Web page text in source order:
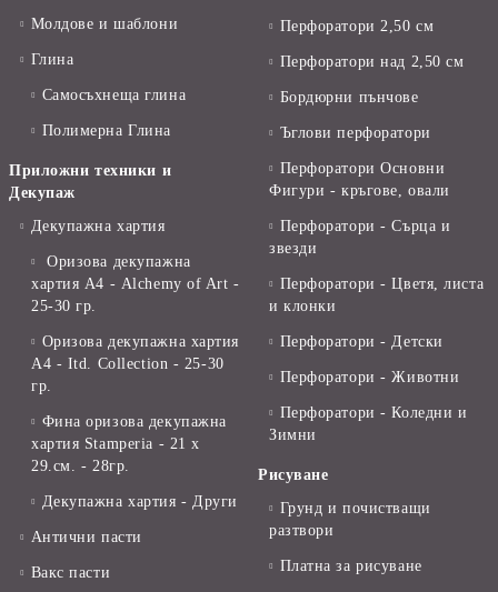
Молдове и шаблони
Глина
Самосъхнеща глина
Полимерна Глина
Приложни техники и
Декупаж
Декупажна хартия
Оризова декупажна
хартия А4 - Alchemy of Art -
25-30 гр.
Оризова декупажна хартия
А4 - Itd. Collection - 25-30
гр.
Фина оризова декупажна
хартия Stamperia - 21 х
29.см. - 28гр.
Декупажна хартия - Други
Антични пасти
Вакс пасти
Перфоратори 2,50 см
Перфоратори над 2,50 см
Бордюрни пънчове
Ъглови перфоратори
Перфоратори Основни
Фигури - кръгове, овали
Перфоратори - Сърца и
звезди
Перфоратори - Цветя, листа
и клонки
Перфоратори - Детски
Перфоратори - Животни
Перфоратори - Коледни и
Зимни
Рисуване
Грунд и почистващи
разтвори
Платна за рисуване